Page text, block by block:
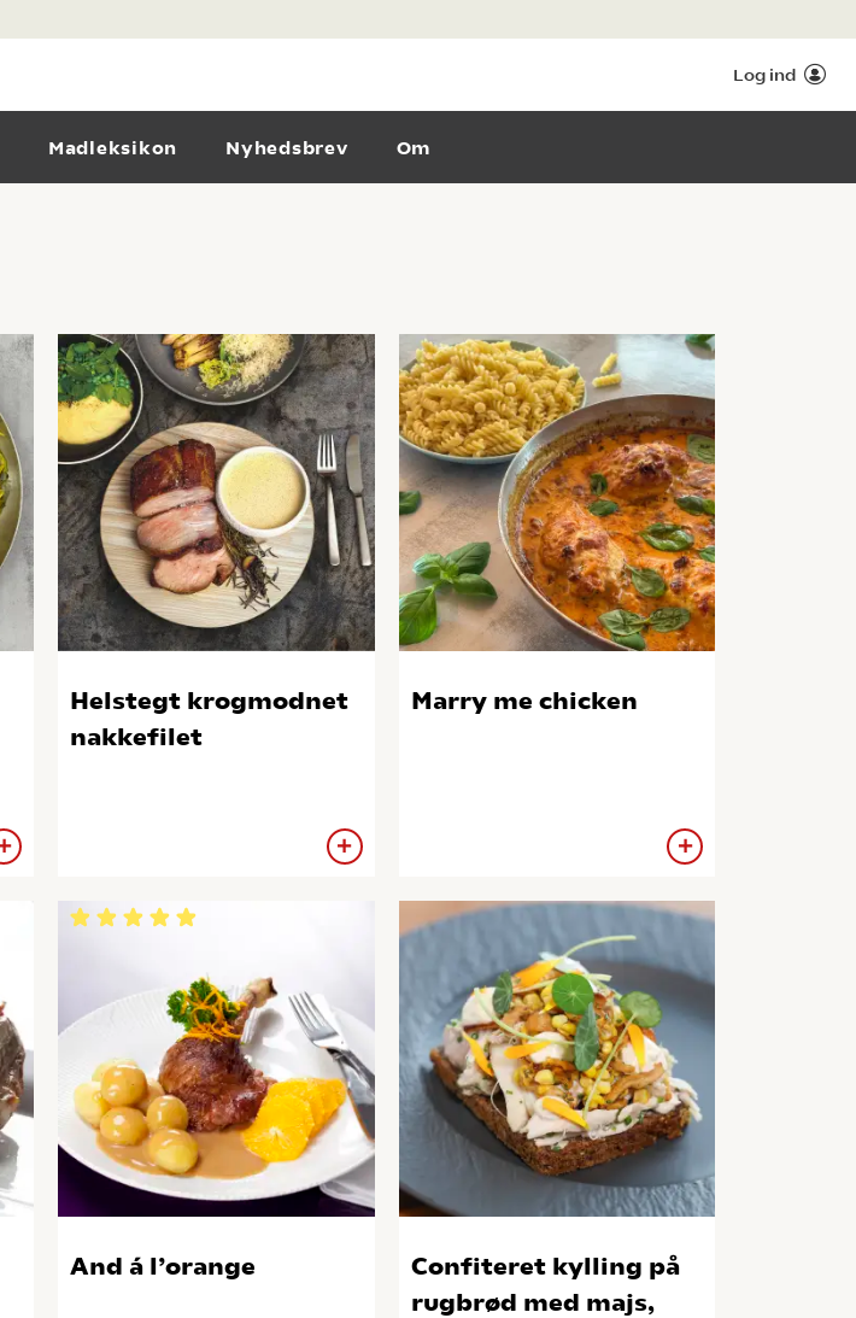
Log ind
Madleksikon Nyhedsbrev Om
Helstegt krogmodnet
nakkefilet
Marry me chicken
And á l’orange
Confiteret kylling på
rugbrød med majs,